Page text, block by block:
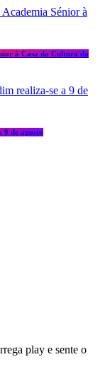
à Casa da Cultura da
9 de agosto
play e sente o